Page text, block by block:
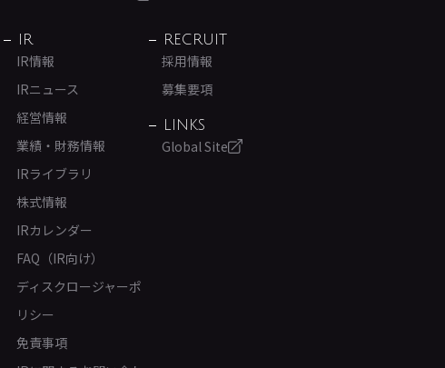
IR
IR情報
IRニュース
経営情報
業績・財務情報
IRライブラリ
株式情報
IRカレンダー
FAQ（IR向け）
ディスクロージャーポ
リシー
免責事項
RECRUIT
採用情報
募集要項
LINKS
Global Site